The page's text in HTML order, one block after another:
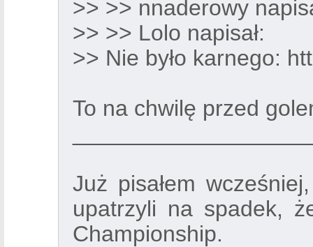
>> >> nnaderowy
>> >> Lolo napisał:
>> Nie było karnego:
To na chwilę przed
Już pisałem
upatrzyli na spadek,
Championship.